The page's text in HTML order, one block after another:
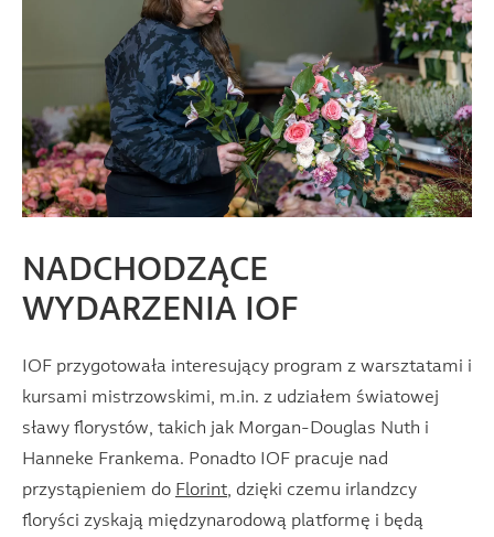
NADCHODZĄCE
WYDARZENIA IOF
IOF przygotowała interesujący program z warsztatami i
kursami mistrzowskimi, m.in. z udziałem światowej
sławy florystów, takich jak Morgan-Douglas Nuth i
Hanneke Frankema. Ponadto IOF pracuje nad
przystąpieniem do Florint, dzięki czemu irlandzcy
floryści zyskają międzynarodową platformę i będą